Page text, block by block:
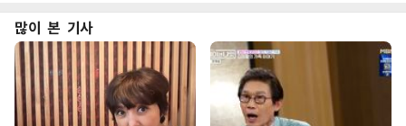
많이 본 기사